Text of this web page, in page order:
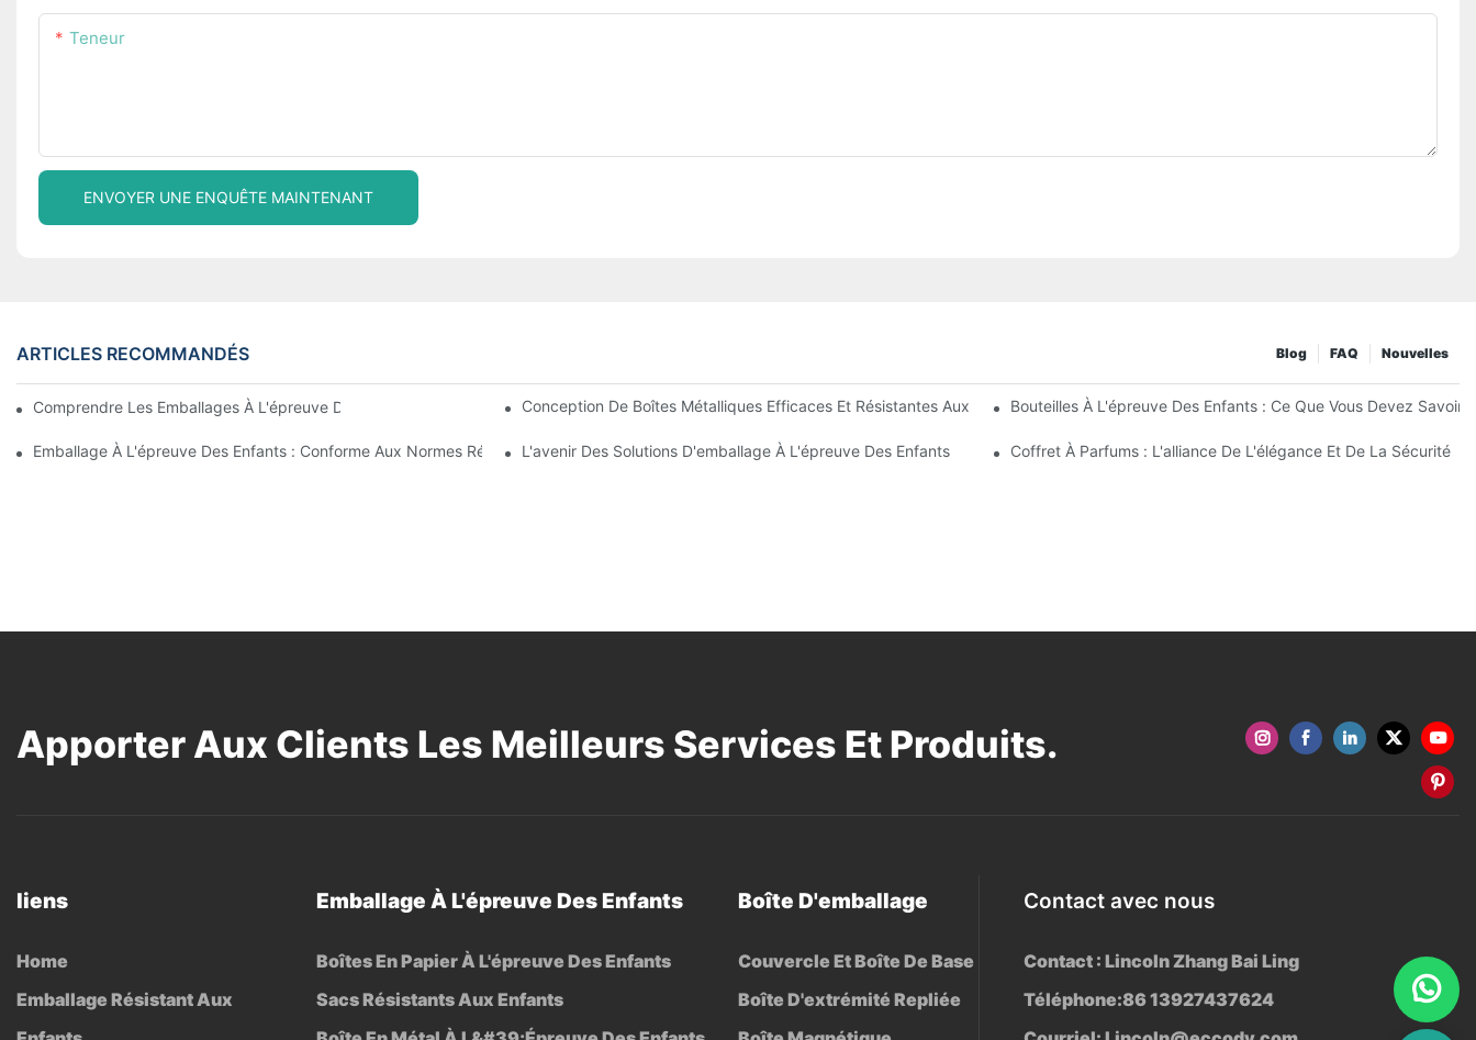
Teneur
ENVOYER UNE ENQUÊTE MAINTENANT
ARTICLES RECOMMANDÉS Nouvelles
FAQ
Blog
Comprendre Les Emballages À L'épreuve Des Enfants : Garantir La Sécurité Des EnfantsConception De Boîtes Métalliques Efficaces Et Résistantes Aux EnfantsBouteilles À L'épreuve Des Enfants : Ce Que Vous Devez Savoir
Emballage À L'épreuve Des Enfants : Conforme Aux Normes RéglementairesL'avenir Des Solutions D'emballage À L'épreuve Des Enfants Coffret À Parfums : L'alliance De L'élégance Et De La Sécurité
Apporter Aux Clients Les Meilleurs Services Et Produits.
liens
Home
Emballage Résistant Aux
Emballage À L'épreuve Des Enfants
Boîtes En Papier À L'épreuve Des Enfants
Sacs Résistants Aux Enfants
Boîte D'emballage
Couvercle Et Boîte De Base
Boîte D'extrémité Repliée
Contact avec nous
Contact : Lincoln Zhang Bai Ling
Téléphone:86 13927437624